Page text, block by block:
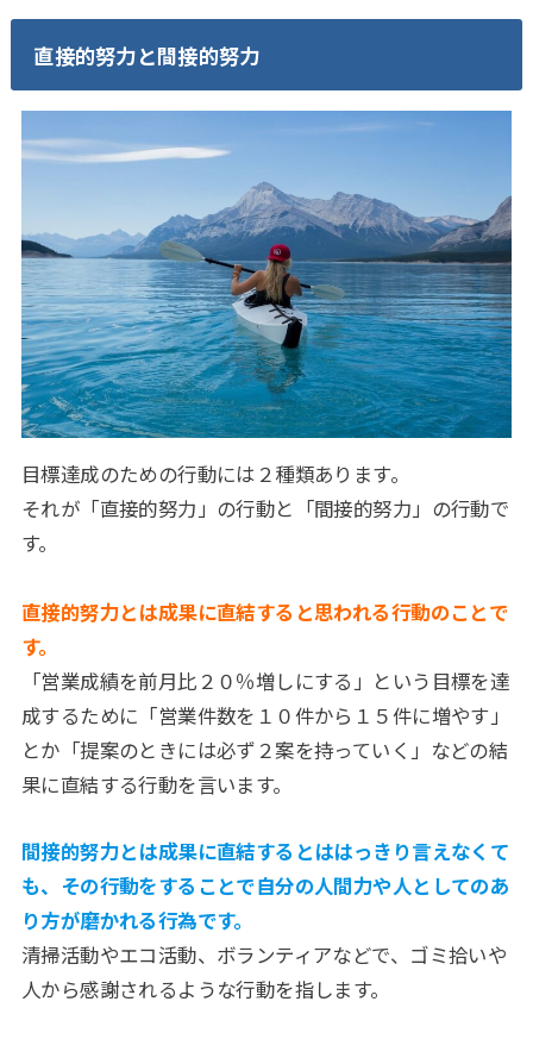
直接的努力と間接的努力
目標達成のための行動には２種類あります。
それが「直接的努力」の行動と「間接的努力」の行動で
す。
直接的努力とは成果に直結すると思われる行動のことで
す。
「営業成績を前月比２０％増しにする」という目標を達
成するために「営業件数を１０件から１５件に増やす」
とか「提案のときには必ず２案を持っていく」などの結
果に直結する行動を言います。
間接的努力とは成果に直結するとははっきり言えなくて
も、その行動をすることで自分の人間力や人としてのあ
り方が磨かれる行為です。
清掃活動やエコ活動、ボランティアなどで、ゴミ拾いや
人から感謝されるような行動を指します。